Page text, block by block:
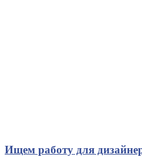
Ищем работу для